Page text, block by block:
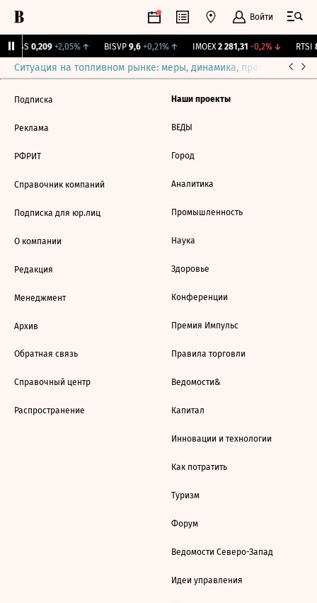
Войти
RGSS 0,209 +2,05%↑ BISVP 9,6 +0,21%↑ IMOEX 2 281,31 -0,2%↓ RTSI
Ситуация на топливном рынке: меры, динамика, прогнозы
Подписка
Реклама
РФРИТ
Справочник компаний
Подписка для юр.лиц
О компании
Редакция
Менеджмент
Архив
Обратная связь
Справочный центр
Распространение
Наши проекты
ВЕДЫ
Город
Аналитика
Промышленность
Наука
Здоровье
Конференции
Премия Импульс
Правила торговли
Ведомости&
Капитал
Инновации и технологии
Как потратить
Туризм
Форум
Ведомости Северо-Запад
Идеи управления